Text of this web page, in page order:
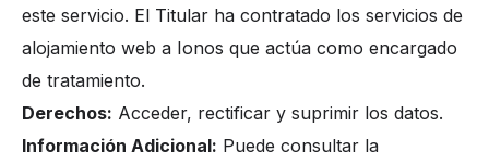
este servicio. El Titular ha contratado los servicios de
alojamiento web a Ionos que actúa como encargado
de tratamiento.
Derechos: Acceder, rectificar y suprimir los datos.
Información Adicional: Puede consultar la